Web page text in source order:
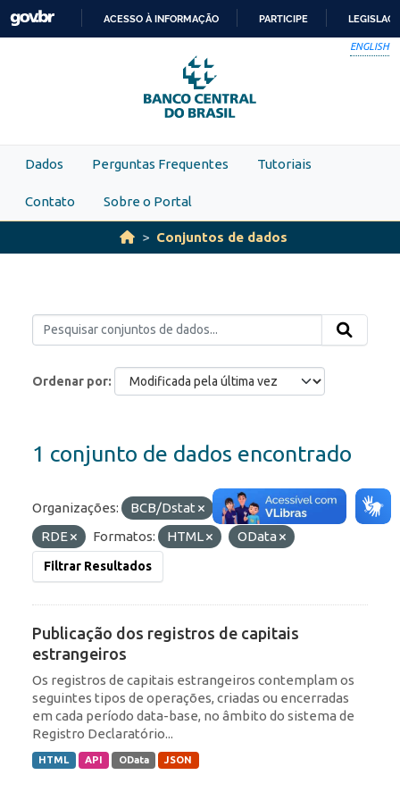
Skip to main content
PARA
O
CONTEÚDO
ACESSO À INFORMAÇÃO PARTICIPE
ENGLISH
Dados Perguntas Frequentes Tutoriais
Contato Sobre o Portal
Conjuntos de dados
Ordenar por
1 conjunto de dados encontrado
Organizações: BCB/Dstat Etiquetas:
IED
RDE
Formatos: HTML OData
Filtrar Resultados
Publicação dos registros de capitais
estrangeiros
Os registros de capitais estrangeiros contemplam os
seguintes tipos de operações, criadas ou encerradas
em cada período data-base, no âmbito do sistema de
Registro Declaratório...
HTML API OData JSON